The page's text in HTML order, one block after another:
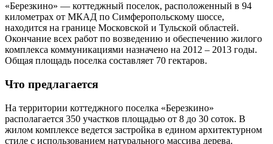
«Березкино» — коттеджный поселок, расположенный в 94
километрах от МКАД по Симферопольскому шоссе,
находится на границе Московской и Тульской областей.
Окончание всех работ по возведению и обеспечению жилого
комплекса коммуникациями назначено на 2012 – 2013 годы.
Общая площадь поселка составляет 70 гектаров.
Что предлагается
На территории коттеджного поселка «Березкино»
располагается 350 участков площадью от 8 до 30 соток. В
жилом комплексе ведется застройка в едином архитектурном
стиле с использованием натурального массива дерева.